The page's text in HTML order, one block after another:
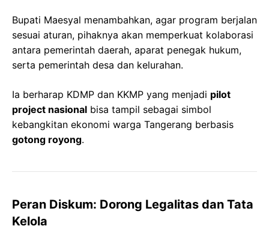
Bupati Maesyal menambahkan, agar program berjalan
sesuai aturan, pihaknya akan memperkuat kolaborasi
antara pemerintah daerah, aparat penegak hukum,
serta pemerintah desa dan kelurahan.
Ia berharap KDMP dan KKMP yang menjadi pilot
project nasional bisa tampil sebagai simbol
kebangkitan ekonomi warga Tangerang berbasis
gotong royong.
Peran Diskum: Dorong Legalitas dan Tata
Kelola